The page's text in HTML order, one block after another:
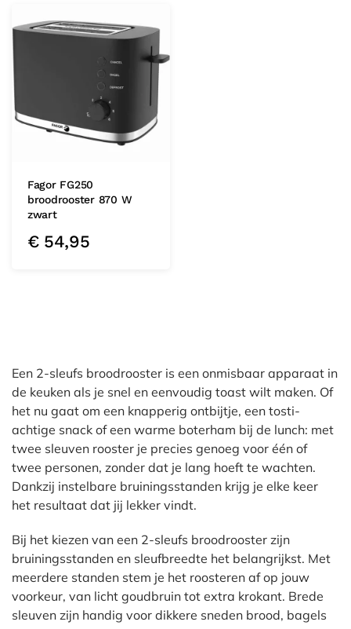
Fagor FG250
broodrooster 870 W
zwart
€54,95
Een 2-sleufs broodrooster is een onmisbaar apparaat in
de keuken als je snel en eenvoudig toast wilt maken. Of
het nu gaat om een knapperig ontbijtje, een tosti-
achtige snack of een warme boterham bij de lunch: met
twee sleuven rooster je precies genoeg voor één of
twee personen, zonder dat je lang hoeft te wachten.
Dankzij instelbare bruiningsstanden krijg je elke keer
het resultaat dat jij lekker vindt.
Bij het kiezen van een 2-sleufs broodrooster zijn
bruiningsstanden en sleufbreedte het belangrijkst. Met
meerdere standen stem je het roosteren af op jouw
voorkeur, van licht goudbruin tot extra krokant. Brede
sleuven zijn handig voor dikkere sneden brood, bagels